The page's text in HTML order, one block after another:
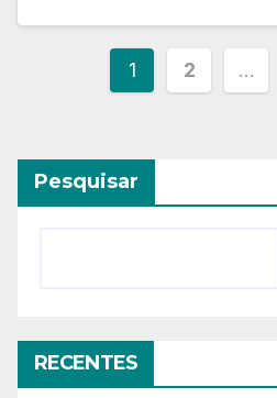
Paginação
posts
1 2 …
Pesquisar
RECENTES